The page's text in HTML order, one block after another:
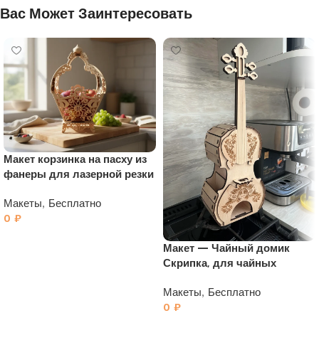
Вас Может Заинтересовать
Макет корзинка на пасху из
фанеры для лазерной резки
Макеты, Бесплатно
0 ₽
Макет — Чайный домик
Скрипка, для чайных
Макеты, Бесплатно
0 ₽